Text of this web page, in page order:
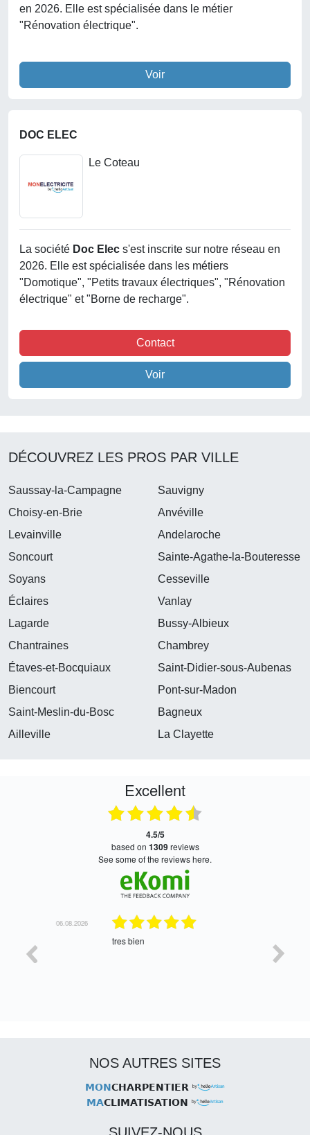
en 2026. Elle est spécialisée dans le métier
"Rénovation électrique".
Voir
DOC ELEC
Le Coteau
La société Doc Elec s'est inscrite sur notre réseau en
2026. Elle est spécialisée dans les métiers
"Domotique", "Petits travaux électriques", "Rénovation
électrique" et "Borne de recharge".
Contact
Voir
DÉCOUVREZ LES PROS PAR VILLE
Saussay-la-Campagne
Sauvigny
Choisy-en-Brie
Anvéville
Levainville
Andelaroche
Soncourt
Sainte-Agathe-la-Bouteresse
Soyans
Cesseville
Éclaires
Vanlay
Lagarde
Bussy-Albieux
Chantraines
Chambrey
Étaves-et-Bocquiaux
Saint-Didier-sous-Aubenas
Biencourt
Pont-sur-Madon
Saint-Meslin-du-Bosc
Bagneux
Ailleville
La Clayette
Excellent
4.5/5
based on 1309reviews
see some of the reviews here.
NOS AUTRES SITES
MONCHARPENTIER
MACLIMATISATION